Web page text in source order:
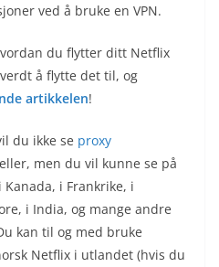
ved å bruke en VPN.
du flytter ditt Netflix
å flytte det til, og
artikkelen!
du ikke se proxy
men du vil kunne se på
i Frankrike, i
i India, og mange andre
kan til og med bruke
Netflix i utlandet (hvis du